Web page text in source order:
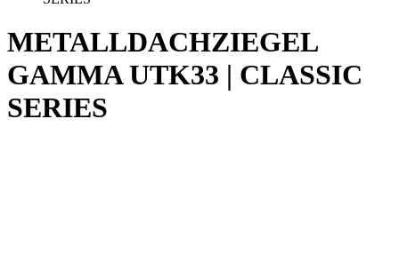
METALLDACHZIEGEL
GAMMA UTK33 | CLASSIC
SERIES